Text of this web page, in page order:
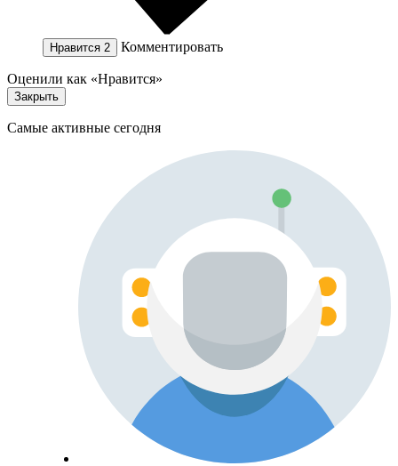
Нравится 2 Комментировать
Оценили как «Нравится»
Закрыть
Самые активные сегодня